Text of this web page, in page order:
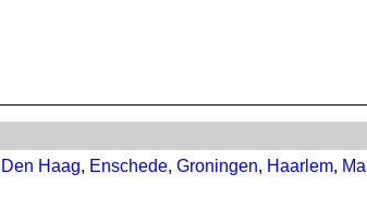
Den Haag, Enschede, Groningen, Haarlem,